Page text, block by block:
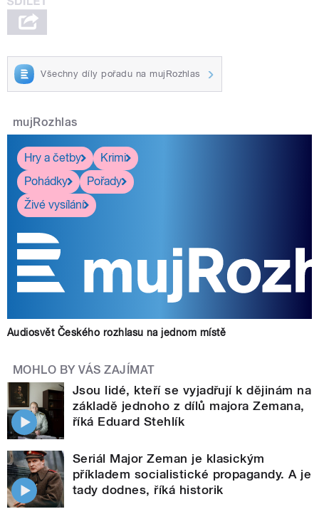
Všechny díly pořadu na mujRozhlas
mujRozhlas
Hry a četby
Krimi
Pohádky
Pořady
Živé vysílání
Audiosvět Českého rozhlasu na jednom místě
MOHLO BY VÁS ZAJÍMAT
Jsou lidé, kteří se vyjadřují k dějinám na
základě jednoho z dílů majora Zemana,
říká Eduard Stehlík
Seriál Major Zeman je klasickým
příkladem socialistické propagandy. A je
tady dodnes, říká historik